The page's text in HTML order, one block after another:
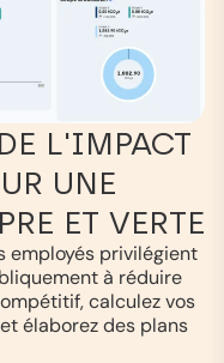
L'IMPACT
UNE
ET VERTE
employés privilégient
à réduire
calculez vos
élaborez des plans